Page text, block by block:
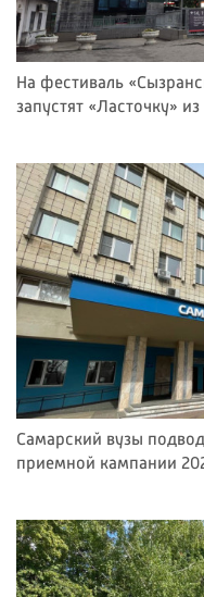
На фестиваль
запустят «Ласточку»
Самарский вузы
приемной кампании